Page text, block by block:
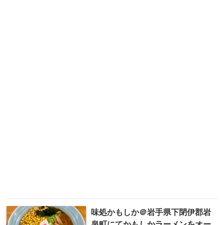
味処かもしか＠岩手県下閉伊郡岩